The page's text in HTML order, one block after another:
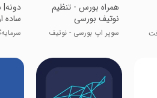
همراه بورس - تنظیم
نوتیف بورسی
سوپر اپ بورسی - نوتیف
دونه|
ساده